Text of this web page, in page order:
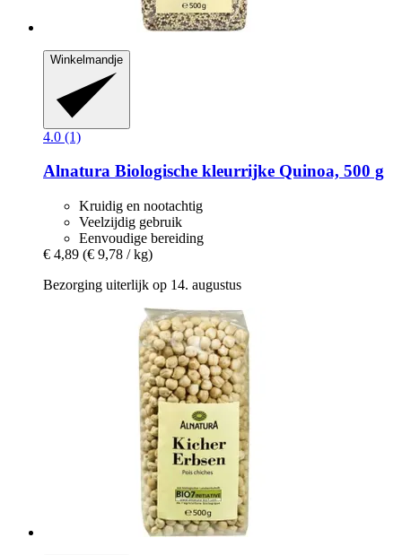
Winkelmandje
4.0 (1)
Alnatura Biologische kleurrijke Quinoa, 500 g
Kruidig en nootachtig
Veelzijdig gebruik
Eenvoudige bereiding
€ 4,89 (€ 9,78 / kg)
Bezorging uiterlijk op 14. augustus